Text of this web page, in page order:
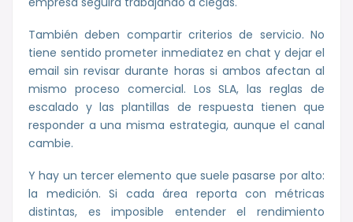
También deben compartir criterios de servicio. No
tiene sentido prometer inmediatez en chat y dejar el
email sin revisar durante horas si ambos afectan al
mismo proceso comercial. Los SLA, las reglas de
escalado y las plantillas de respuesta tienen que
responder a una misma estrategia, aunque el canal
cambie.
Y hay un tercer elemento que suele pasarse por alto:
la medición. Si cada área reporta con métricas
distintas, es imposible entender el rendimiento